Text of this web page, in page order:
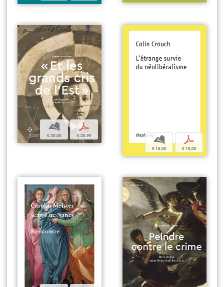
b
€ 30,00
p
€ 20,99 b
€ 18,00
p
€ 18,00